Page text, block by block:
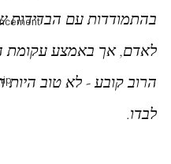
בהתמודדות עם
לאדם, אך באמצע עקומת
הרוב קובע - לא טוב
לבדו.